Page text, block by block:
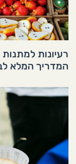
רעיונות למתנות
המדריך המלא